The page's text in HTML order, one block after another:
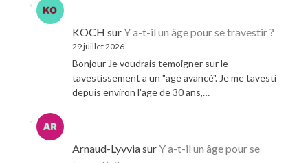
KOCH surY a-t-il un âge pour se travestir ?
29 juillet 2026
Bonjour Je voudrais temoigner sur le
tavestissement a un "age avancé". Je me tavesti
depuis environ l'age de 30 ans,…
Arnaud-LyvviasurY a-t-il un âge pour se